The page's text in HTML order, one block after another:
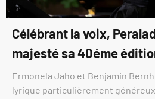
Célébrant la voix,
majesté sa 40éme
Ermonela Jaho et Benjamin
lyrique particulièrement généreux